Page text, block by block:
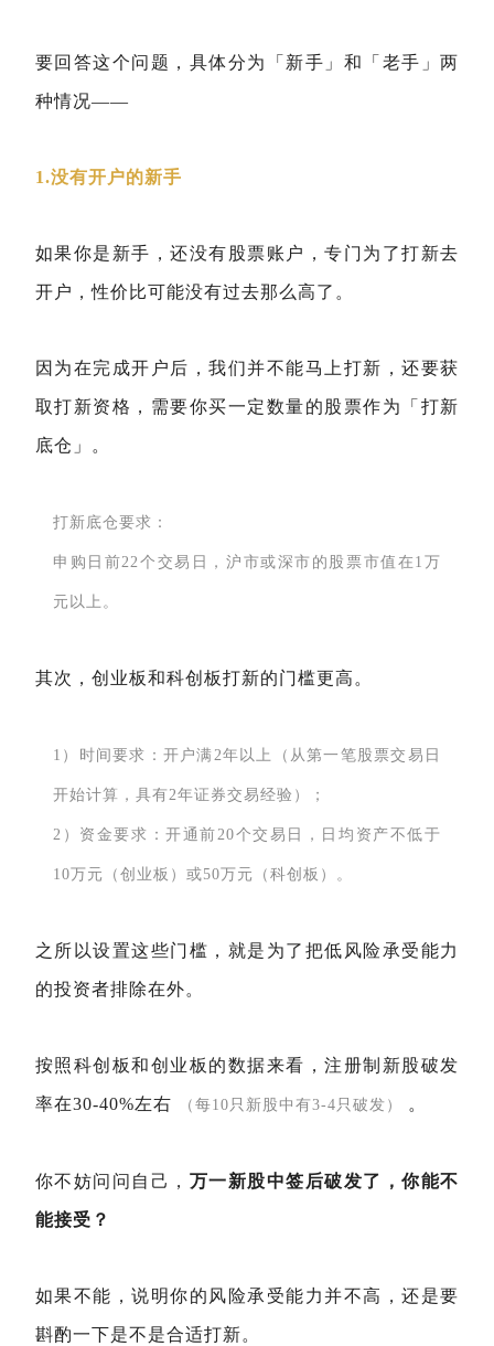
要回答这个问题，具体分为「新手」和「老手」两
种情况——
1.没有开户的新手
如果你是新手，还没有股票账户，专门为了打新去
开户，性价比可能没有过去那么高了。
因为在完成开户后，我们并不能马上打新，还要获
取打新资格，需要你买一定数量的股票作为「打新
底仓」。
打新底仓要求：
申购日前22个交易日，沪市或深市的股票市值在1万
元以上。
其次，创业板和科创板打新的门槛更高。
1）时间要求：开户满2年以上（从第一笔股票交易日
开始计算，具有2年证券交易经验）；
2）资金要求：开通前20个交易日，日均资产不低于
10万元（创业板）或50万元（科创板）。
之所以设置这些门槛，就是为了把低风险承受能力
的投资者排除在外。
按照科创板和创业板的数据来看，注册制新股破发
率在30-40%左右 （每10只新股中有3-4只破发） 。
你不妨问问自己， 万一新股中签后破发了，你能不
能接受？
如果不能，说明你的风险承受能力并不高，还是要
斟酌一下是不是合适打新。